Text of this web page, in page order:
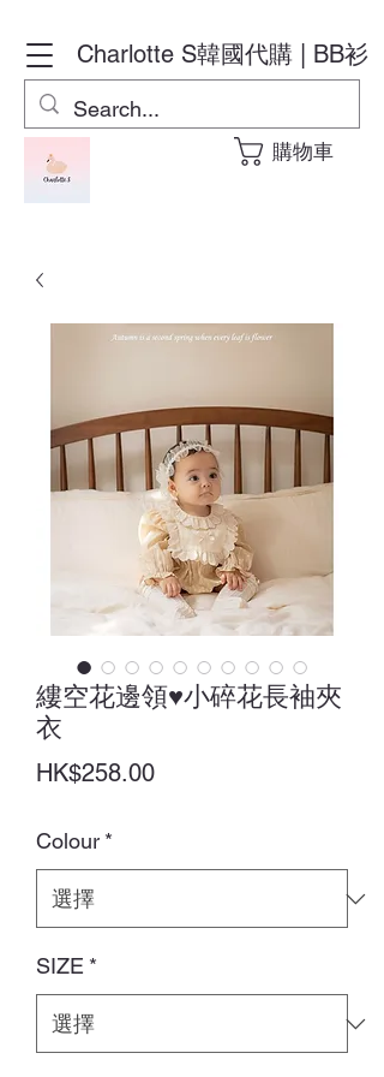
Charlotte S韓國代購 | BB衫
購物車
縷空花邊領♥小碎花長袖夾
衣
HK$258.00價
Colour *
SIZE *